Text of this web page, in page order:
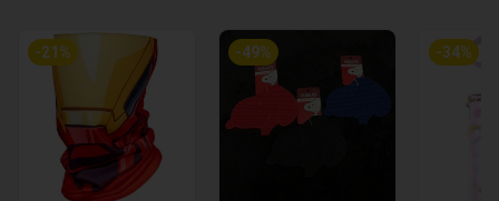
-21 % -49% -34%